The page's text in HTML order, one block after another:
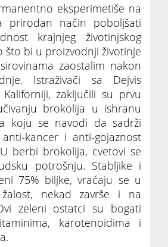
eksperimetiše na
prirodan način poboljšati
krajnjeg životinjskog
što bi u proizvodnji životinje
zaostalim nakon
Istraživači sa Dejvis
zaključili su prvu
brokolija u ishranu
koju se navodi da sadrži
anti-kancer i anti-gojaznost
berbi brokolija, cvetovi se
potrošnju. Stabljike i
75% biljke, vraćaju se u
nekad završe i na
zeleni ostatci su bogati
karotenoidima i